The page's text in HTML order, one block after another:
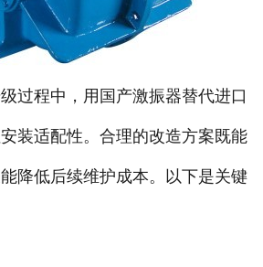
程中，用国产激振器替代进口
装适配性。合理的改造方案既能
降低后续维护成本。以下是关键